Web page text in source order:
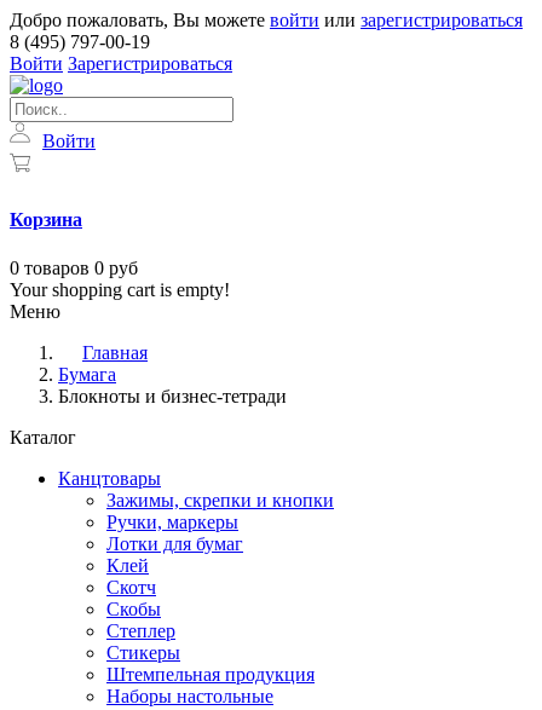
Добро пожаловать, Вы можете войти или зарегистрироваться
8 (495) 797-00-19
Войти Зарегистрироваться
Войти
Корзина
0 товаров 0 руб
Your shopping cart is empty!
Меню
Главная
Бумага
Блокноты и бизнес-тетради
Каталог
Канцтовары
Зажимы, скрепки и кнопки
Ручки, маркеры
Лотки для бумаг
Клей
Скотч
Скобы
Степлер
Стикеры
Штемпельная продукция
Наборы настольные